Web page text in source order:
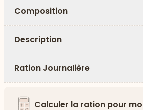
Composition
Description
Ration Journalière
Calculer la ration pour